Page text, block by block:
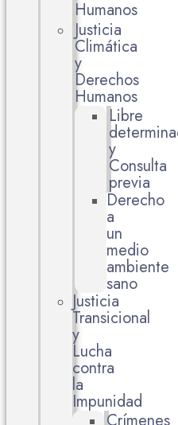
Humanos
Justicia
Climática
y
Derechos
Humanos
Libre
y
Consulta
previa
Derecho
a
un
medio
ambiente
sano
Justicia
Transicional
y
Lucha
contra
la
Impunidad